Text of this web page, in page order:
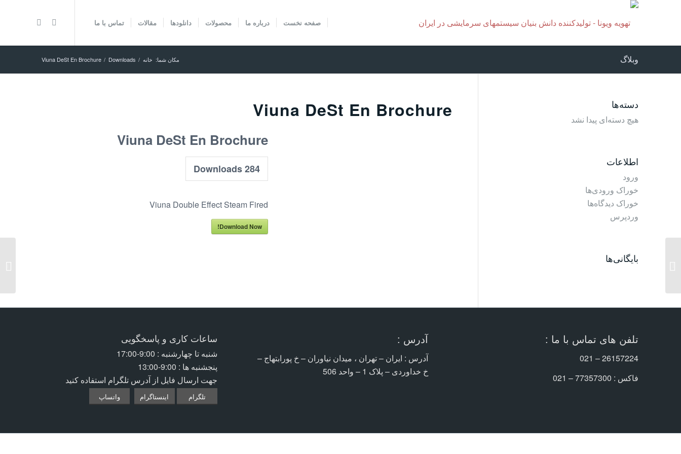
صفحه نخست درباره ما محصولات دانلودها مقالات تماس با ما
وبلاگ مکان شما: خانه /
Downloads
/
Viuna DeSt En Brochure
Viuna DeSt En Brochure
Viuna DeSt En Brochure
284
Downloads
Viuna Double Effect Steam Fired
Download Now!
دسته‌ها
هیچ دسته‌ای پیدا نشد
اطلاعات
ورود
خوراک ورودی‌ها
خوراک دیدگاه‌ها
وردپرس
بایگانی‌ها
تلفن های تماس با ما :
26157224 – 021
فاکس : 77357300 – 021
آدرس :
آدرس : ایران – تهران ، میدان نیاوران – خ پورابتهاج –
خ خداوردی – پلاک 1 – واحد 506
ساعات کاری و پاسخگویی
شنبه تا چهارشنبه : 9:00-17:00
پنجشنبه ها : 9:00-13:00
جهت ارسال فایل از آدرس تلگرام استفاده کنید
تلگرام اینستاگرام واتساپ
Fa viuna-ct-hybrid